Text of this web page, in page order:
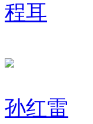
程耳
孙红雷